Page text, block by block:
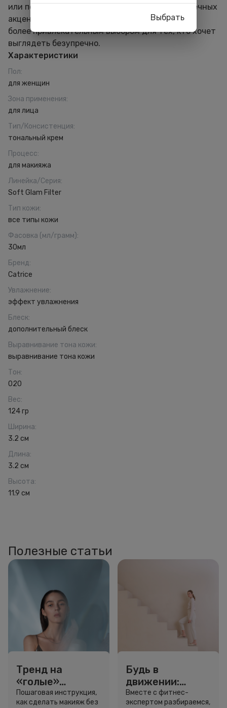
или поверх него, а также для закрепления точечных
акцентов.Экономичный расход делает его еще
более привлекательным выбором для тех, кто хочет
выглядеть безупречно.
Характеристики
Пол:
для женщин
Зона применения:
для лица
Тип/Консистенция:
тональный крем
Процесс:
для макияжа
Линейка/Серия:
Soft Glam Filter
Тип кожи:
все типы кожи
Фасовка (мл/грамм):
30мл
Бренд:
Catrice
Увлажнение:
эффект увлажнения
Блеск:
дополнительный блеск
Выравнивание тона кожи:
выравнивание тона кожи
Тон:
020
Вес:
124 гр
Ширина:
3.2 см
Длина:
3.2 см
Высота:
11.9 см
Полезные статьи
Тренд на
«голые»
ресницы: как
Пошаговая инструкция,
как сделать макияж без
Будь в
движении:
сколько нужно
Вместе с фитнес-
экспертом разбираемся,
Выбрать